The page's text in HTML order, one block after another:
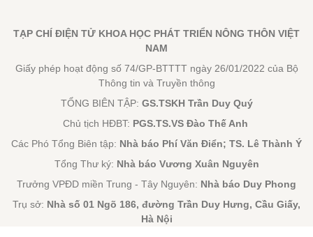
TẠP CHÍ ĐIỆN TỬ KHOA HỌC PHÁT TRIỂN NÔNG THÔN VIỆT
NAM
Giấy phép hoạt động số 74/GP-BTTTT ngày 26/01/2022 của Bộ
Thông tin và Truyền thông
TỔNG BIÊN TẬP: GS.TSKH Trần Duy Quý
Chủ tịch HĐBT: PGS.TS.VS Đào Thế Anh
Các Phó Tổng Biên tập: Nhà báo Phí Văn Điển; TS. Lê Thành Ý
Tổng Thư ký: Nhà báo Vương Xuân Nguyên
Trưởng VPĐD miền Trung - Tây Nguyên: Nhà báo Duy Phong
Trụ sở: Nhà số 01 Ngõ 186, đường Trần Duy Hưng, Cầu Giấy,
Hà Nội